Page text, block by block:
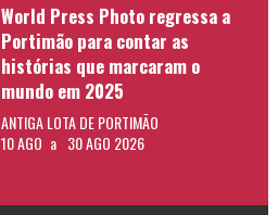
World Press Photo regressa a
Portimão para contar as
histórias que marcaram o
mundo em 2025
ANTIGA LOTA DE PORTIMÃO
10 AGO a 30 AGO 2026